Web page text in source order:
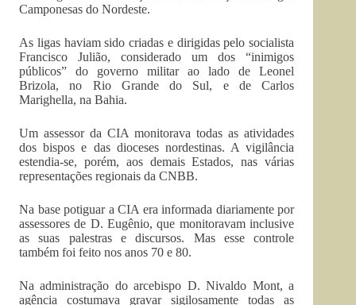
Camponesas do Nordeste.
As ligas haviam sido criadas e dirigidas pelo socialista
Francisco Julião, considerado um dos “inimigos
públicos” do governo militar ao lado de Leonel
Brizola, no Rio Grande do Sul, e de Carlos
Marighella, na Bahia.
Um assessor da CIA monitorava todas as atividades
dos bispos e das dioceses nordestinas. A vigilância
estendia-se, porém, aos demais Estados, nas várias
representações regionais da CNBB.
Na base potiguar a CIA era informada diariamente por
assessores de D. Eugênio, que monitoravam inclusive
as suas palestras e discursos. Mas esse controle
também foi feito nos anos 70 e 80.
Na administração do arcebispo D. Nivaldo Mont, a
agência costumava gravar sigilosamente todas as